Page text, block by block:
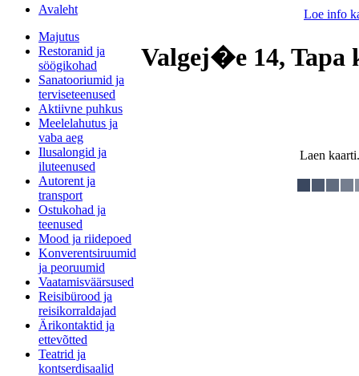
Avaleht
Majutus
Restoranid ja
söögikohad
Sanatooriumid ja
terviseteenused
Aktiivne puhkus
Meelelahutus ja
vaba aeg
Ilusalongid ja
iluteenused
Autorent ja
transport
Ostukohad ja
teenused
Mood ja riidepoed
Konverentsiruumid
ja peoruumid
Vaatamisväärsused
Reisibürood ja
reisikorraldajad
Ärikontaktid ja
ettevõtted
Teatrid ja
kontserdisaalid
Loe info
Valgej�e 14, Tapa
Laen